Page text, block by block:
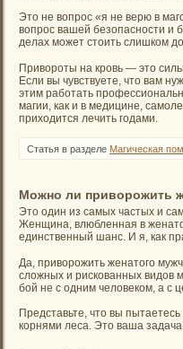
Это не вопрос «я не верю в
вопрос вашей безопасности и
делах может стоить слишком
Привороты на кровь — это
Если вы чувствуете, что вам
этим работать
магии, как и в медицине,
приходится лечить годами.
Статья в разделе Магическая
Можно ли приворожить
Это один из самых частых и
Женщина, влюбленная в
единственный шанс. И я, как
Да, приворожить женатого
сложных и рискованных видов
бой не с одним человеком, а с
Представьте, что вы
корнями леса. Это ваша